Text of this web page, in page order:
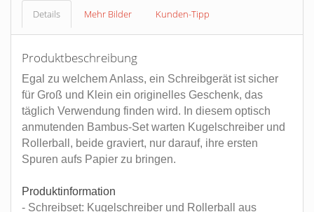
Details Mehr Bilder Kunden-Tipp
Produktbeschreibung
Egal zu welchem Anlass, ein Schreibgerät ist sicher
für Groß und Klein ein originelles Geschenk, das
täglich Verwendung finden wird. In diesem optisch
anmutenden Bambus-Set warten Kugelschreiber und
Rollerball, beide graviert, nur darauf, ihre ersten
Spuren aufs Papier zu bringen.
Produktinformation
- Schreibset: Kugelschreiber und Rollerball aus